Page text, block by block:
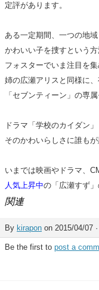
定評があります。
ある一定期間、一つの地
かわいい子を捜すという
フォスターでいま注目を
姉の広瀬アリスと同様に
「セブンティーン」の専
ドラマ「学校のカイダン
そのかわいらしさに誰もが
いまでは映画やドラマ、
人気上昇中の「広瀬すず」
関連
By kirapon on 2015/04/07
Be the first to post a